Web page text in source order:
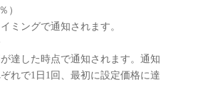
）
ミングで通知されます。
達した時点で通知されます。通知
れで1日1回、最初に設定価格に達